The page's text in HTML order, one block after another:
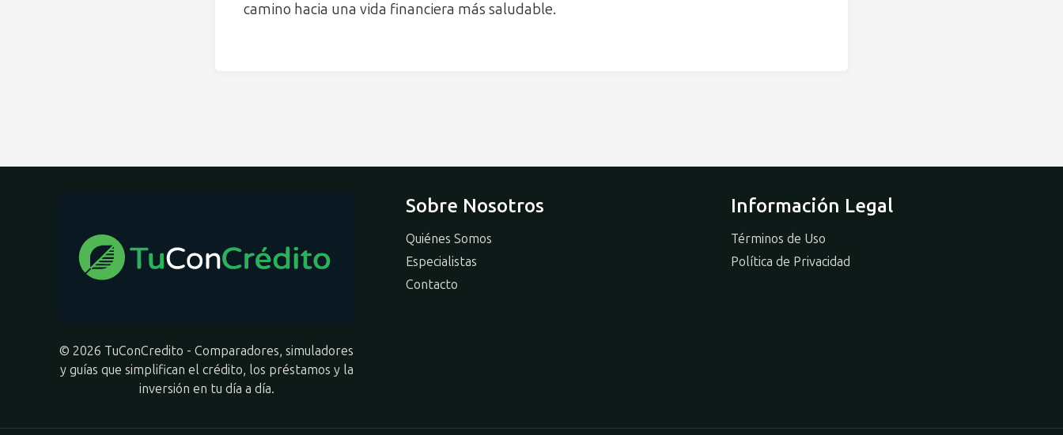
camino hacia una vida financiera más saludable.
© 2026 TuConCredito - Comparadores, simuladores
y guías que simplifican el crédito, los préstamos y la
inversión en tu día a día.
Sobre Nosotros
Quiénes Somos
Especialistas
Contacto
Información Legal
Términos de Uso
Política de Privacidad